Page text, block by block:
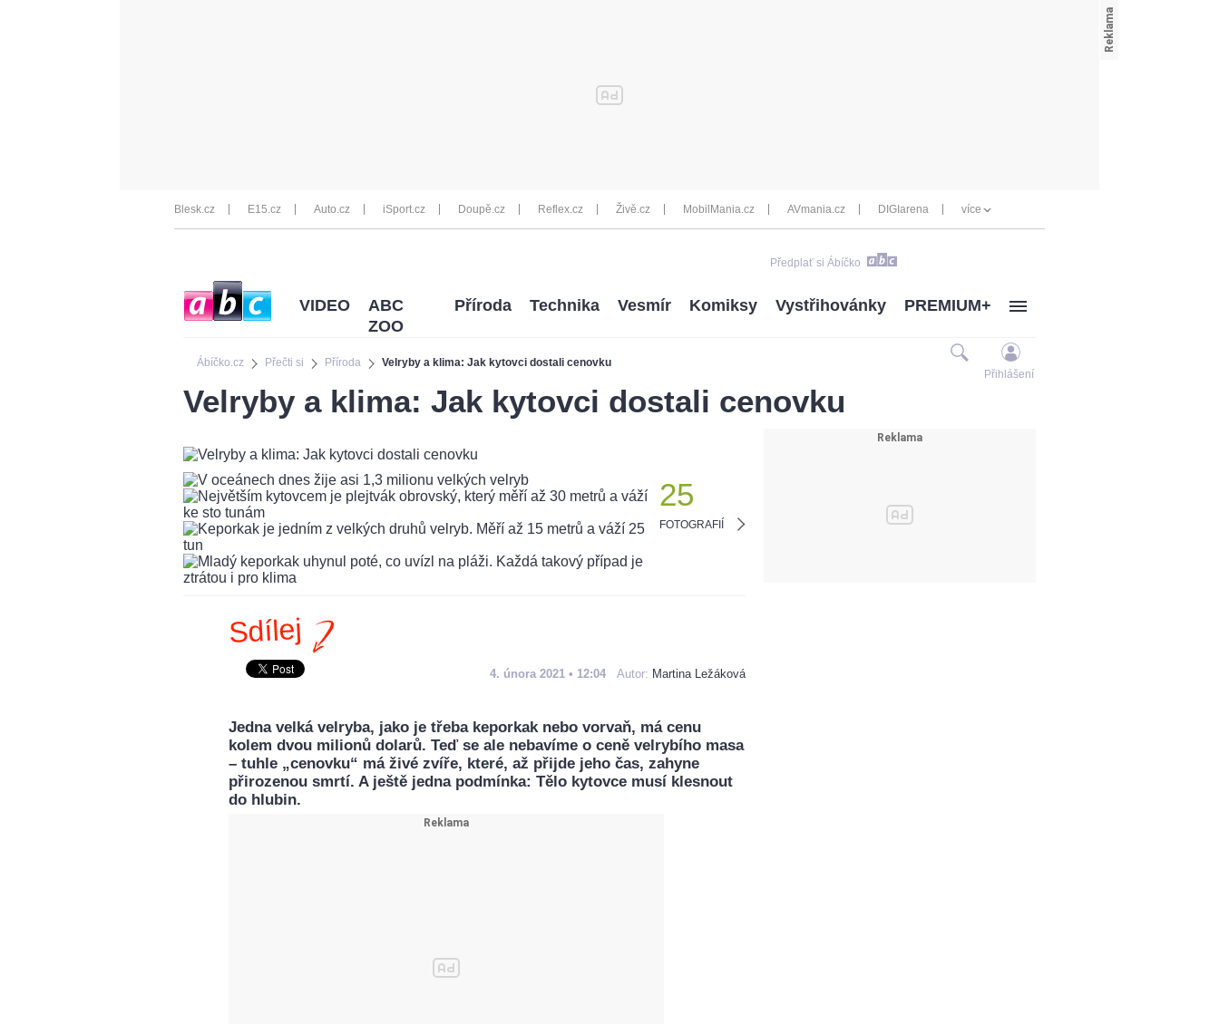
Blesk.cz E15.cz Auto.cz iSport.cz Doupě.cz Reflex.cz Živě.cz MobilMania.cz AVmania.cz DIGIarena více
Předplať si Ábíčko
Ábíčko.cz Přečti si Příroda Velryby a klima: Jak kytovci dostali cenovku
VIDEO
ABC
ZOO
Příroda Technika Vesmír Komiksy Vystřihovánky PREMIUM+
Přihlášení
Velryby a klima: Jak kytovci dostali cenovku
25
FOTOGRAFIÍ
Sdílej
4. února 2021 • 12:04 Autor: Martina Ležáková
Jedna velká velryba, jako je třeba keporkak nebo vorvaň, má cenu
kolem dvou milionů dolarů. Teď se ale nebavíme o ceně velrybího masa
– tuhle „cenovku“ má živé zvíře, které, až přijde jeho čas, zahyne
přirozenou smrtí. A ještě jedna podmínka: Tělo kytovce musí klesnout
do hlubin.